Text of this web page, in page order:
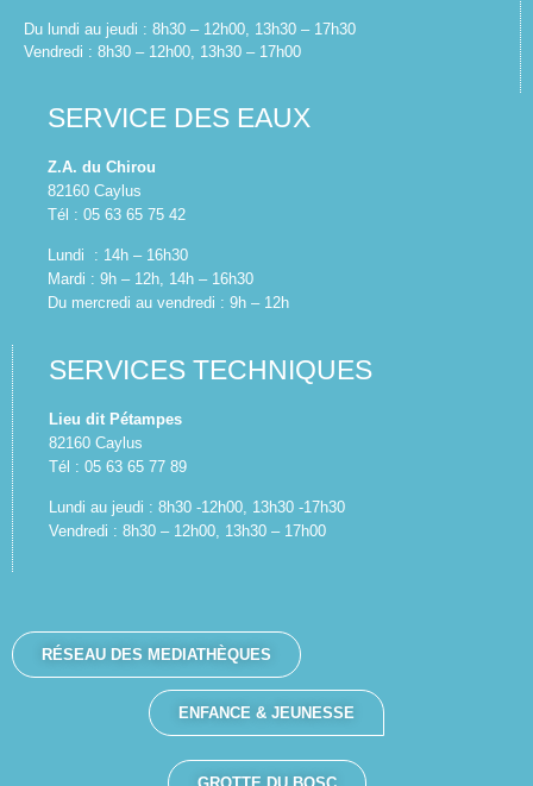
Du lundi au jeudi : 8h30 – 12h00, 13h30 – 17h30
Vendredi : 8h30 – 12h00, 13h30 – 17h00
SERVICE DES EAUX
Z.A. du Chirou
82160 Caylus
Tél : 05 63 65 75 42
Lundi : 14h – 16h30
Mardi : 9h – 12h, 14h – 16h30
Du mercredi au vendredi : 9h – 12h
SERVICES TECHNIQUES
Lieu dit Pétampes
82160 Caylus
Tél : 05 63 65 77 89
Lundi au jeudi : 8h30 -12h00, 13h30 -17h30
Vendredi : 8h30 – 12h00, 13h30 – 17h00
RÉSEAU DES MEDIATHÈQUES
ENFANCE & JEUNESSE